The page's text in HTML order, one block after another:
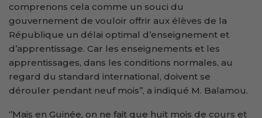
comprenons cela comme un souci du
gouvernement de vouloir offrir aux élèves de la
République un délai optimal d’enseignement et
d’apprentissage. Car les enseignements et les
apprentissages, dans les conditions normales, au
regard du standard international, doivent se
dérouler pendant neuf mois’’, a indiqué M. Balamou.
‘’Mais en Guinée, on ne fait que huit mois de cours et